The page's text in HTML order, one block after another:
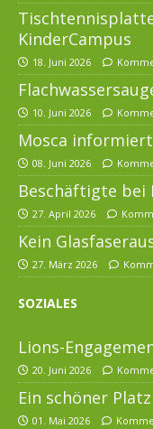
KinderCampus
18. Juni 2026
10. Juni 2026
Mosca
08. Juni 2026
Beschäftigte bei
27. April 2026
Kein
27. März 2026
SOZIALES
Lions-
20. Juni 2026
Ein schöner
01. Mai 2026